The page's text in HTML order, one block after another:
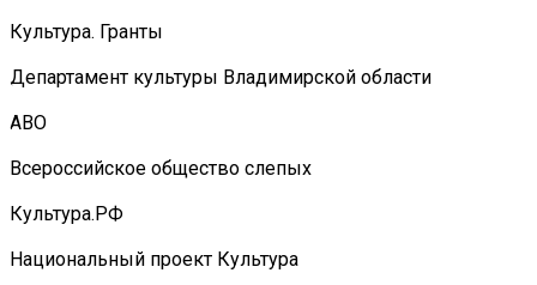
Культура. Гранты
Департамент культуры Владимирской области
АВО
Всероссийское общество слепых
Культура.РФ
Национальный проект Культура